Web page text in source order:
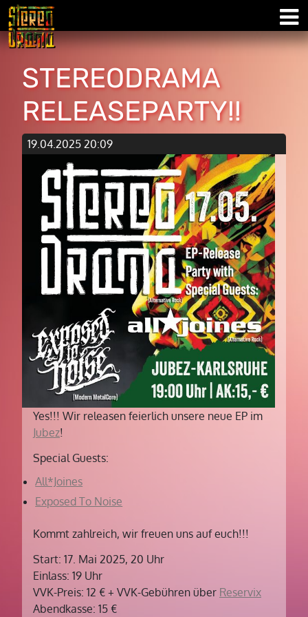
STEREODRAMA
RELEASEPARTY!!
19.04.2025 20:09
Yes!!! Wir releasen feierlich unsere neue EP im
Jubez!
Special Guests:
All*Joines
Exposed To Noise
Kommt zahlreich, wir freuen uns auf euch!!!
Start: 17. Mai 2025, 20 Uhr
Einlass: 19 Uhr
VVK-Preis: 12 € + VVK-Gebühren über Reservix
Abendkasse: 15 €